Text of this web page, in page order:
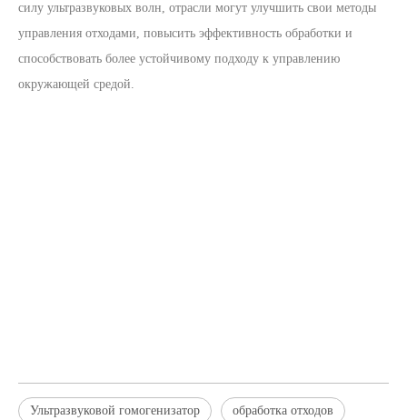
силу ультразвуковых волн, отрасли могут улучшить свои методы
управления отходами, повысить эффективность обработки и
способствовать более устойчивому подходу к управлению
окружающей средой.
Ультразвуковой гомогенизатор обработка отходов